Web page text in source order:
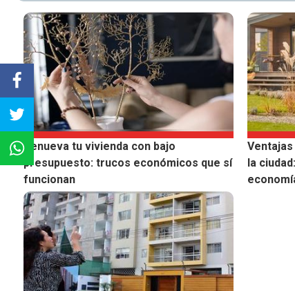
Renueva tu vivienda con bajo
presupuesto: trucos económicos que sí
funcionan
la